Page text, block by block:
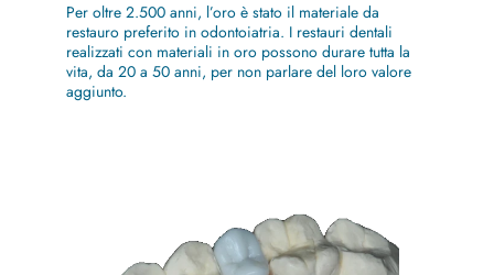
Per oltre 2.500 anni, l’oro è stato il materiale da
restauro preferito in odontoiatria. I restauri dentali
realizzati con materiali in oro possono durare tutta la
vita, da 20 a 50 anni, per non parlare del loro valore
aggiunto.